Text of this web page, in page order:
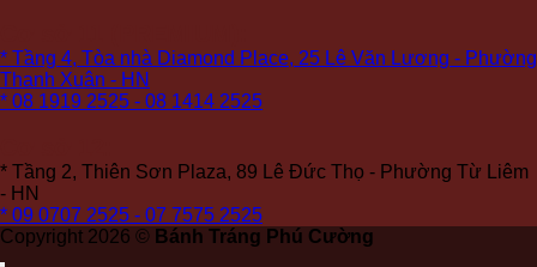
* Tầng 4, Tòa nhà Diamond Place, 25 Lê Văn Lương - Phường
Thanh Xuân - HN
* 08 1919 2525 - 08 1414 2525
* Tầng 2, Thiên Sơn Plaza, 89 Lê Đức Thọ - Phường Từ Liêm
- HN
* 09 0707 2525 - 07 7575 2525
Copyright 2026 © Bánh Tráng Phú Cường